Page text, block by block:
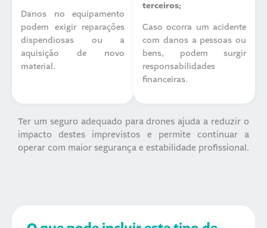
Danos no equipamento
podem exigir reparações
dispendiosas ou a
aquisição de novo
material.
terceiros;
Caso ocorra um acidente
com danos a pessoas ou
bens, podem surgir
responsabilidades
financeiras.
Ter um seguro adequado para drones ajuda a reduzir o
impacto destes imprevistos e permite continuar a
operar com maior segurança e estabilidade profissional.